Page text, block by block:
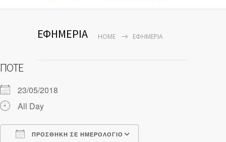
ΕΦΗΜΕΡΙΑ HOME ΕΦΗΜΕΡΙΑ
ΠΌΤΕ
23/05/2018
All Day
ΠΡΟΣΘΉΚΗ ΣΕ ΗΜΕΡΟΛΌΓΙΟ